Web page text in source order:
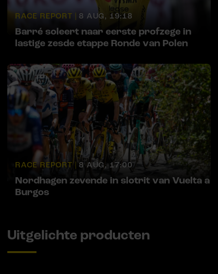
RACE REPORT | 8 AUG, 19:18
Barré soleert naar eerste profzege in
lastige zesde etappe Ronde van Polen
RACE REPORT | 8 AUG, 17:00
Nordhagen zevende in slotrit van Vuelta a
Burgos
Uitgelichte producten